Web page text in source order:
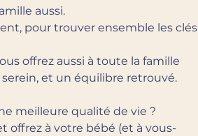
aussi.
pour trouver ensemble les clés
offrez aussi à toute la famille
et un équilibre retrouvé.
meilleure qualité de vie ?
offrez à votre bébé (et à vous-